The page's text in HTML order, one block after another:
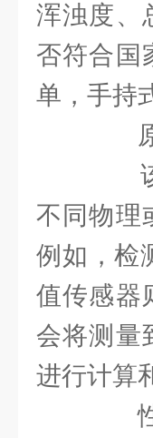
浑浊度、
否符合国
单，手持
原
该
不同物理
例如，检
值传感器
会将测量
进行计算
性